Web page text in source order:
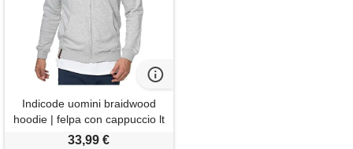
Indicode uomini braidwood
hoodie | felpa con cappuccio lt
grey mix l
33,99 €